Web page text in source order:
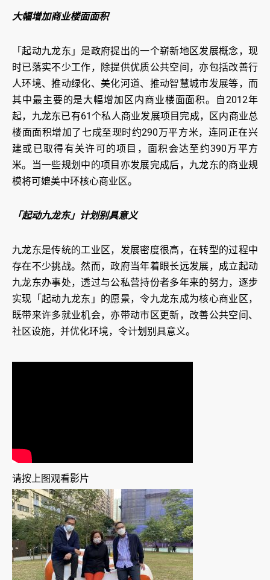
大幅增加商业楼面面积
「起动九龙东」是政府提出的一个崭新地区发展概念，现
时已落实不少工作，除提供优质公共空间，亦包括改善行
人环境、推动绿化、美化河道、推动智慧城市发展等，而
其中最主要的是大幅增加区内商业楼面面积。自2012年
起，九龙东已有61个私人商业发展项目完成，区内商业总
楼面面积增加了七成至现时约290万平方米，连同正在兴
建或已取得有关许可的项目，面积会达至约390万平方
米。当一些规划中的项目亦发展完成后，九龙东的商业规
模将可媲美中环核心商业区。
「起动九龙东」计划别具意义
九龙东是传统的工业区，发展密度很高，在转型的过程中
存在不少挑战。然而，政府当年着眼长远发展，成立起动
九龙东办事处，透过与公私营持份者多年来的努力，逐步
实现「起动九龙东」的愿景，令九龙东成为核心商业区，
既带来许多就业机会，亦带动市区更新，改善公共空间、
社区设施，并优化环境，令计划别具意义。
请按上图观看影片